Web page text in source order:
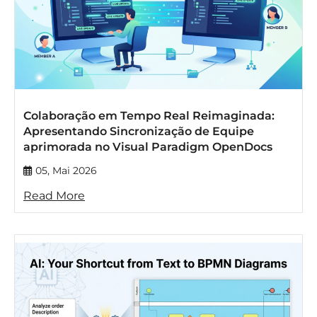
Colaboração em Tempo Real Reimaginada:
Apresentando Sincronização de Equipe
aprimorada no Visual Paradigm OpenDocs
05, Mai 2026
Read More